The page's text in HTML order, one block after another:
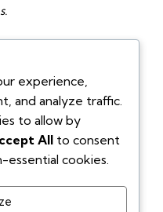
experience,
and analyze traffic.
to allow by
All to consent
essential cookies.